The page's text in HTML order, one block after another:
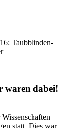
Taubblinden-
waren dabei!
statt. Dies war